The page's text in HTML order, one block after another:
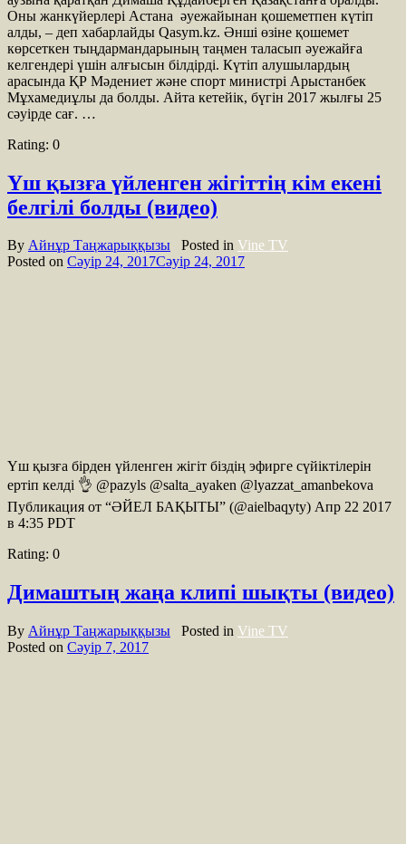
Оны жанкүйерлері Астана әуежайынан қошеметпен күтіп
алды, – деп хабарлайды Qasym.kz. Әнші өзіне қошемет
көрсеткен тыңдармандарының таңмен таласып әуежайға
келгендері үшін алғысын білдірді. Күтіп алушылардың
арасында ҚР Мәдениет және спорт министрі Арыстанбек
Мұхамедиұлы да болды. Айта кетейік, бүгін 2017 жылғы 25
сәуірде сағ. …
Rating: 0
Үш қызға үйленген жігіттің кім екені
белгілі болды (видео)
By Айнұр Таңжарыққызы Posted in Vine TV
Posted on Сәуір 24, 2017Сәуір 24, 2017
Үш қызға бірден үйленген жігіт біздің эфирге сүйіктілерін
еpтіп келді 👌 @pazyls @salta_ayaken @lyazzat_amanbekova
Публикация от “ӘЙЕЛ БАҚЫТЫ” (@aielbaqyty) Апр 22 2017
в 4:35 PDT
Rating: 0
Димаштың жаңа клипі шықты (видео)
By Айнұр Таңжарыққызы Posted in Vine TV
Posted on Сәуір 7, 2017